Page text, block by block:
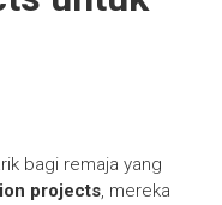
bagi remaja yang
projects, mereka